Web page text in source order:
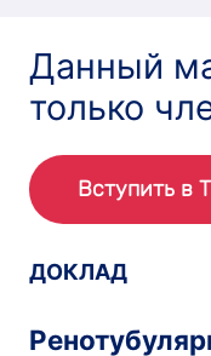
Данный
только
Вступить в
ДОКЛАД